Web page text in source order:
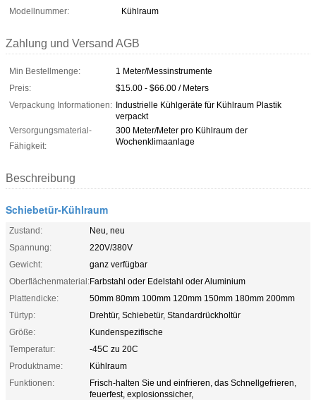
Modellnummer:
Kühlraum
Zahlung und Versand AGB
Min Bestellmenge:
1 Meter/Messinstrumente
Preis:
$15.00 - $66.00 / Meters
Verpackung Informationen: Industrielle Kühlgeräte für Kühlraum Plastik
verpackt
Versorgungsmaterial-
Fähigkeit:
300 Meter/Meter pro Kühlraum der
Wochenklimaanlage
Beschreibung
Schiebetür-Kühlraum
Zustand:
Neu, neu
Spannung:
220V/380V
Gewicht:
ganz verfügbar
Oberflächenmaterial:Farbstahl oder Edelstahl oder Aluminium
Plattendicke:
50mm 80mm 100mm 120mm 150mm 180mm 200mm
Türtyp:
Drehtür, Schiebetür, Standardrückholtür
Größe:
Kundenspezifische
Temperatur:
-45C zu 20C
Produktname:
Kühlraum
Funktionen:
Frisch-halten Sie und einfrieren, das Schnellgefrieren,
feuerfest, explosionssicher,